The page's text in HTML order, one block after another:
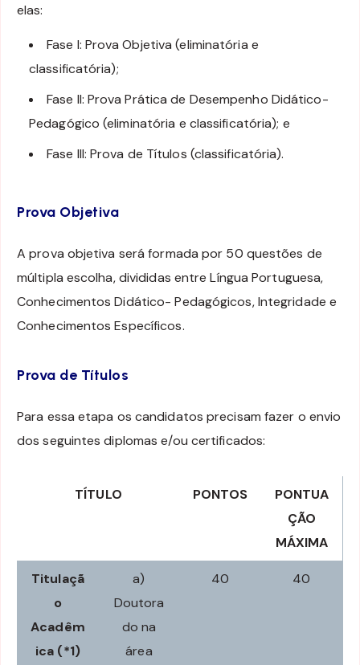
elas:
Fase I: Prova Objetiva (eliminatória e
classificatória);
Fase II: Prova Prática de Desempenho Didático-
Pedagógico (eliminatória e classificatória); e
Fase III: Prova de Títulos (classificatória).
Prova Objetiva
A prova objetiva será formada por 50 questões de
múltipla escolha, divididas entre Língua Portuguesa,
Conhecimentos Didático- Pedagógicos, Integridade e
Conhecimentos Específicos.
Prova de Títulos
Para essa etapa os candidatos precisam fazer o envio
dos seguintes diplomas e/ou certificados:
TÍTULO PONTOS
PONTUA
ÇÃO
MÁXIMA
Titulaçã
o
Acadêm
ica (*1)
a)
Doutora
do na
área
40 40